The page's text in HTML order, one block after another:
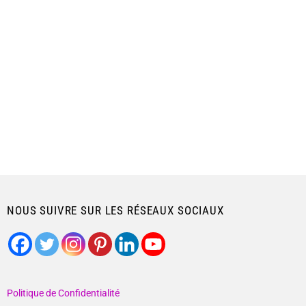
NOUS SUIVRE SUR LES RÉSEAUX SOCIAUX
Politique de Confidentialité